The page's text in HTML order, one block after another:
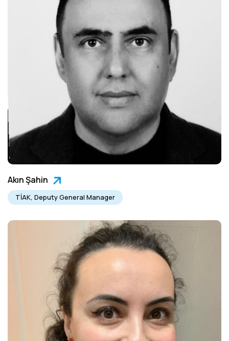
Akın Şahin
TİAK, Deputy General Manager